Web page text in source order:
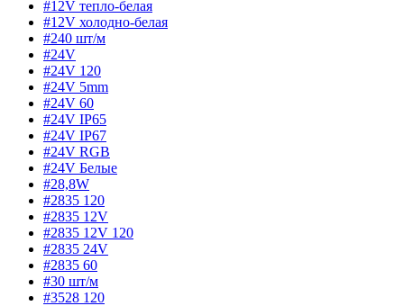
#12V тепло-белая
#12V холодно-белая
#240 шт/м
#24V
#24V 120
#24V 5mm
#24V 60
#24V IP65
#24V IP67
#24V RGB
#24V Белые
#28,8W
#2835 120
#2835 12V
#2835 12V 120
#2835 24V
#2835 60
#30 шт/м
#3528 120